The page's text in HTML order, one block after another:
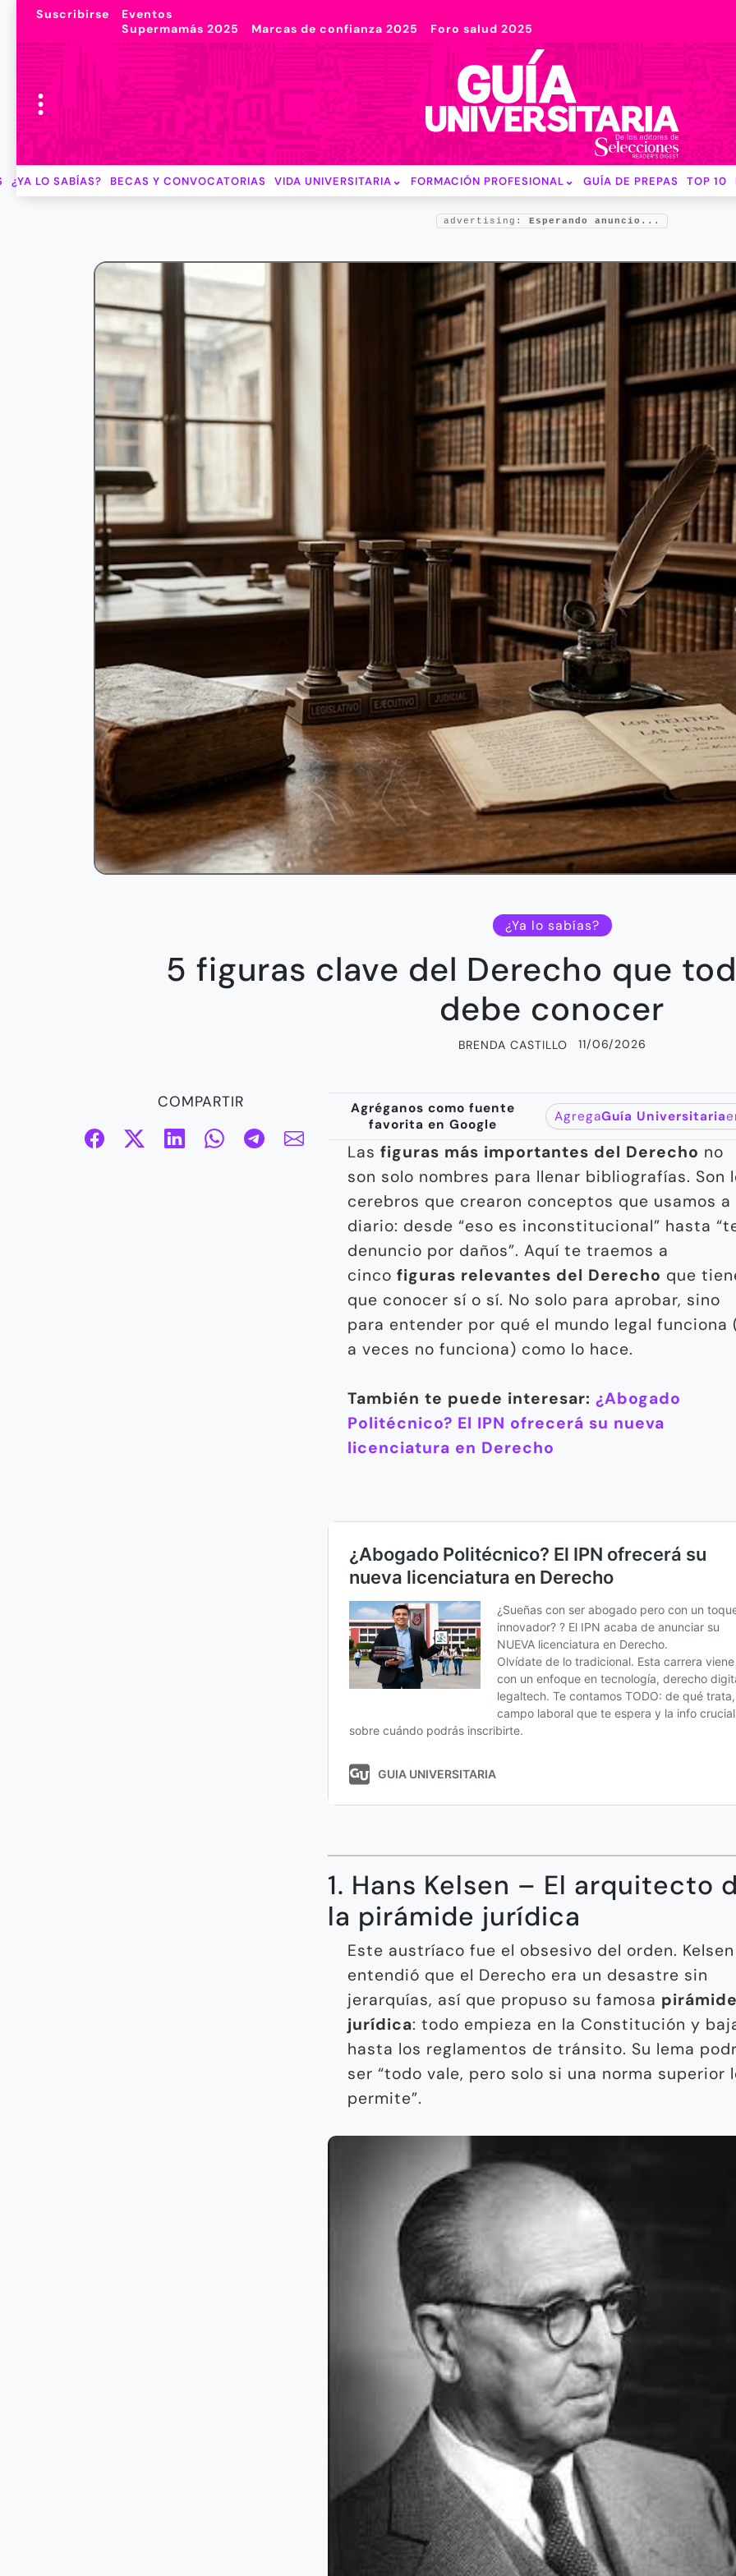
Suscribirse
Eventos
Supermamás 2025
Marcas de confianza 2025 Foro salud 2025
¿YA LO SABÍAS? BECAS Y CONVOCATORIAS VIDA UNIVERSITARIA FORMACIÓN PROFESIONAL GUÍA DE PREPAS TOP 10
advertising: Esperando anuncio...
¿Ya lo sabías?
5 figuras clave del Derecho que
debe conocer
BRENDA CASTILLO 11/06/2026
COMPARTIR
Agréganos como fuente
favorita en Google
AgregaGuía Universitaria
Las figuras más importantes del Derecho no
son solo nombres para llenar bibliografías. Son
cerebros que crearon conceptos que usamos a
diario: desde “eso es inconstitucional” hasta
denuncio por daños”. Aquí te traemos a
cinco figuras relevantes del Derecho que
que conocer sí o sí. No solo para aprobar, sino
para entender por qué el mundo legal funciona
a veces no funciona) como lo hace.
También te puede interesar: ¿Abogado
Politécnico? El IPN ofrecerá su nueva
licenciatura en Derecho
1. Hans Kelsen – El arquitecto
la pirámide jurídica
Este austríaco fue el obsesivo del orden. Kelsen
entendió que el Derecho era un desastre sin
jerarquías, así que propuso su famosa pirámide
jurídica: todo empieza en la Constitución y
hasta los reglamentos de tránsito. Su lema
ser “todo vale, pero solo si una norma superior
permite”.